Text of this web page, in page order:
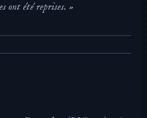
ont été reprises. »